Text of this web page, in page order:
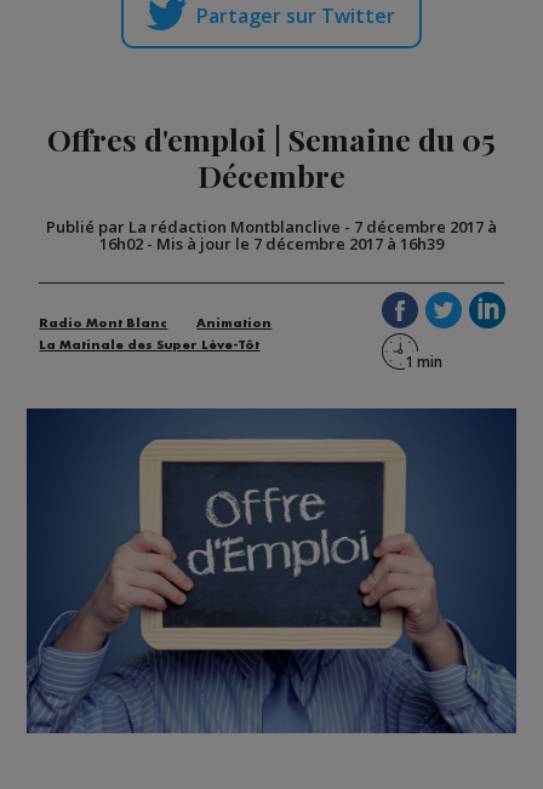
Partager sur Twitter
Offres d'emploi | Semaine du 05
Décembre
Publié par La rédaction Montblanclive - 7 décembre 2017 à
16h02 - Mis à jour le 7 décembre 2017 à 16h39
Radio Mont Blanc
Animation
La Matinale des Super Lève-Tôt